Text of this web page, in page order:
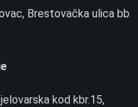
Brestovačka ulica bb
kod kbr.15,